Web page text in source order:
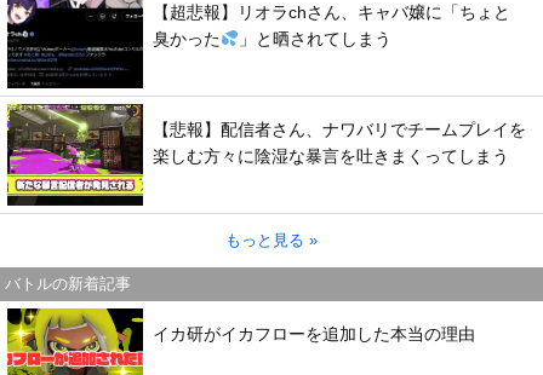
【超悲報】リオラchさん、キャバ嬢に「ちょと
臭かった
」と晒されてしまう
【悲報】配信者さん、ナワバリでチームプレイを
楽しむ方々に陰湿な暴言を吐きまくってしまう
もっと見る »
バトルの新着記事
イカ研がイカフローを追加した本当の理由